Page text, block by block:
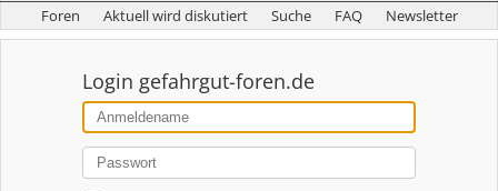
Foren
Aktuell wird diskutiert Suche FAQ Newsletter
Login gefahrgut-foren.de